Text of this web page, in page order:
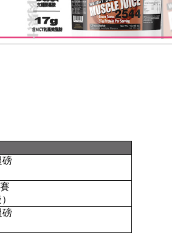
磅
磅